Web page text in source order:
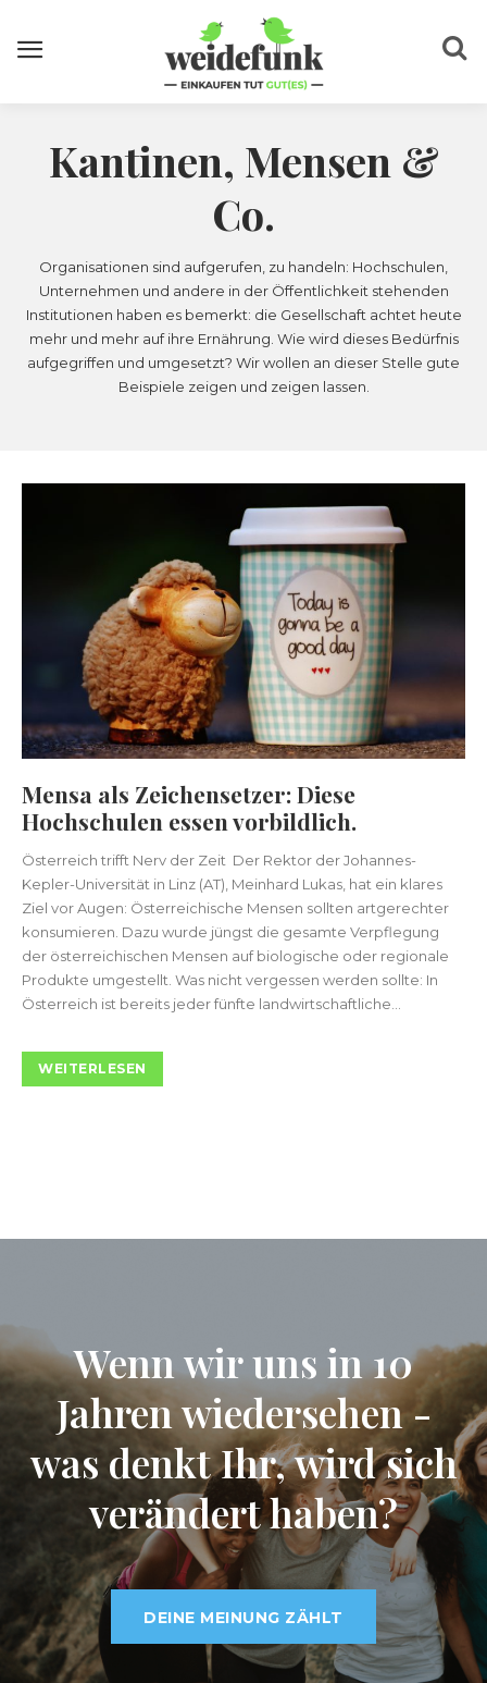
Kantinen, Mensen &
Co.
Organisationen sind aufgerufen, zu handeln: Hochschulen,
Unternehmen und andere in der Öffentlichkeit stehenden
Institutionen haben es bemerkt: die Gesellschaft achtet heute
mehr und mehr auf ihre Ernährung. Wie wird dieses Bedürfnis
aufgegriffen und umgesetzt? Wir wollen an dieser Stelle gute
Beispiele zeigen und zeigen lassen.
Mensa als Zeichensetzer: Diese
Hochschulen essen vorbildlich.
Österreich trifft Nerv der Zeit Der Rektor der Johannes-
Kepler-Universität in Linz (AT), Meinhard Lukas, hat ein klares
Ziel vor Augen: Österreichische Mensen sollten artgerechter
konsumieren. Dazu wurde jüngst die gesamte Verpflegung
der österreichischen Mensen auf biologische oder regionale
Produkte umgestellt. Was nicht vergessen werden sollte: In
Österreich ist bereits jeder fünfte landwirtschaftliche...
WEITERLESEN
Wenn wir uns in 10
Jahren wiedersehen -
was denkt Ihr, wird sich
verändert haben?
DEINE MEINUNG ZÄHLT